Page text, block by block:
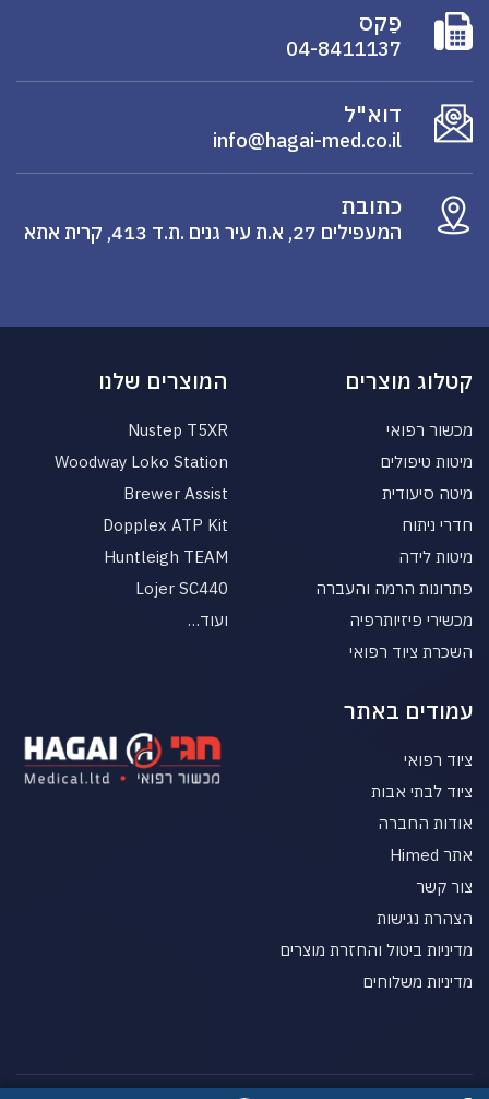
פַקס
04-8411137
דוא"ל
info@hagai-med.co.il
כתובת
המעפילים 27, א.ת עיר גנים .ת.ד 413, קרית אתא
קטלוג מוצרים
מכשור רפואי
מיטות טיפולים
מיטה סיעודית
חדרי ניתוח
מיטות לידה
פתרונות הרמה והעברה
מכשירי פיזיותרפיה
השכרת ציוד רפואי
המוצרים שלנו
Nustep T5XR
Woodway Loko Station
Brewer Assist
Dopplex ATP Kit
Huntleigh TEAM
Lojer SC440
ועוד…
עמודים באתר
ציוד רפואי
ציוד לבתי אבות
אודות החברה
אתר Himed
צור קשר
הצהרת נגישות
מדיניות ביטול והחזרת מוצרים
מדיניות משלוחים